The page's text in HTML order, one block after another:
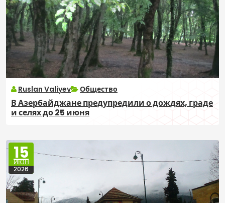
Ruslan Valiyev Общество
В Азербайджане предупредили о дождях, граде
и селях до 25 июня
15
ИЮН
2026